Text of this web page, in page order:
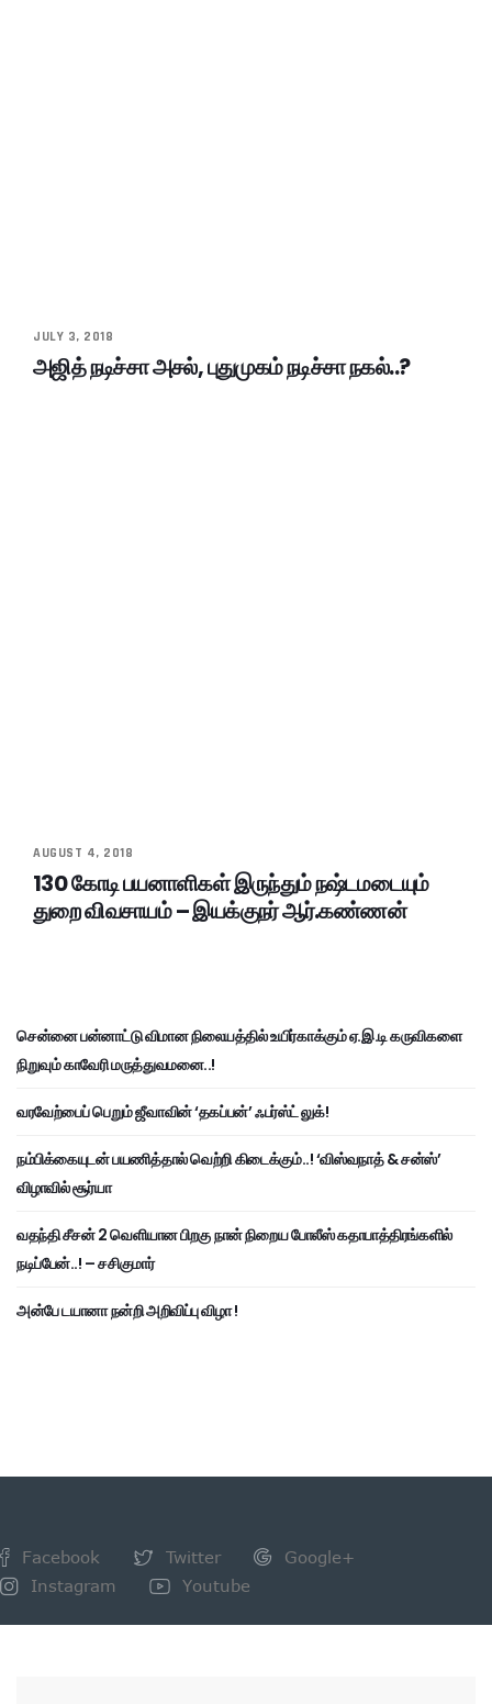
JULY 3, 2018
அஜித் நடிச்சா அசல், புதுமுகம் நடிச்சா நகல்..?
AUGUST 4, 2018
130 கோடி பயனாளிகள் இருந்தும் நஷ்டமடையும்
துறை விவசாயம் – இயக்குநர் ஆர்.கண்ணன்
சென்னை பன்னாட்டு விமான நிலையத்தில் உயிர்காக்கும் ஏ.இ.டி கருவிகளை
நிறுவும் காவேரி மருத்துவமனை..!
வரவேற்பைப் பெறும் ஜீவாவின் ‘தகப்பன்’ ஃபர்ஸ்ட் லுக்!
நம்பிக்கையுடன் பயணித்தால் வெற்றி கிடைக்கும்..! ‘விஸ்வநாத் & சன்ஸ்’
விழாவில் சூர்யா
வதந்தி சீசன் 2 வெளியான பிறகு நான் நிறைய போலீஸ் கதாபாத்திரங்களில்
நடிப்பேன்..! – சசிகுமார்
அன்பே டயானா நன்றி அறிவிப்பு விழா !
Facebook Twitter
Google+
Instagram
Youtube